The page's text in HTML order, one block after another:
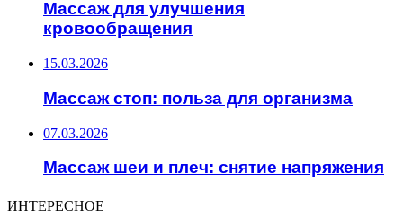
Массаж для улучшения
кровообращения
15.03.2026
Массаж стоп: польза для организма
07.03.2026
Массаж шеи и плеч: снятие напряжения
ИНТЕРЕСНОЕ